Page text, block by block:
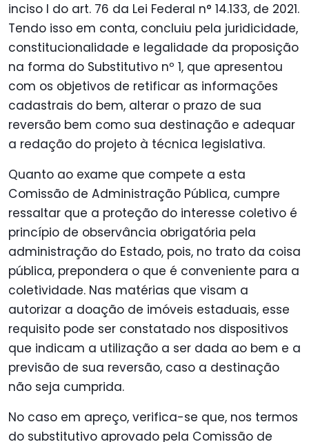
inciso I do art. 76 da Lei Federal n° 14.133, de 2021.
Tendo isso em conta, concluiu pela juridicidade,
constitucionalidade e legalidade da proposição
na forma do Substitutivo nº 1, que apresentou
com os objetivos de retificar as informações
cadastrais do bem, alterar o prazo de sua
reversão bem como sua destinação e adequar
a redação do projeto à técnica legislativa.
Quanto ao exame que compete a esta
Comissão de Administração Pública, cumpre
ressaltar que a proteção do interesse coletivo é
princípio de observância obrigatória pela
administração do Estado, pois, no trato da coisa
pública, prepondera o que é conveniente para a
coletividade. Nas matérias que visam a
autorizar a doação de imóveis estaduais, esse
requisito pode ser constatado nos dispositivos
que indicam a utilização a ser dada ao bem e a
previsão de sua reversão, caso a destinação
não seja cumprida.
No caso em apreço, verifica-se que, nos termos
do substitutivo aprovado pela Comissão de